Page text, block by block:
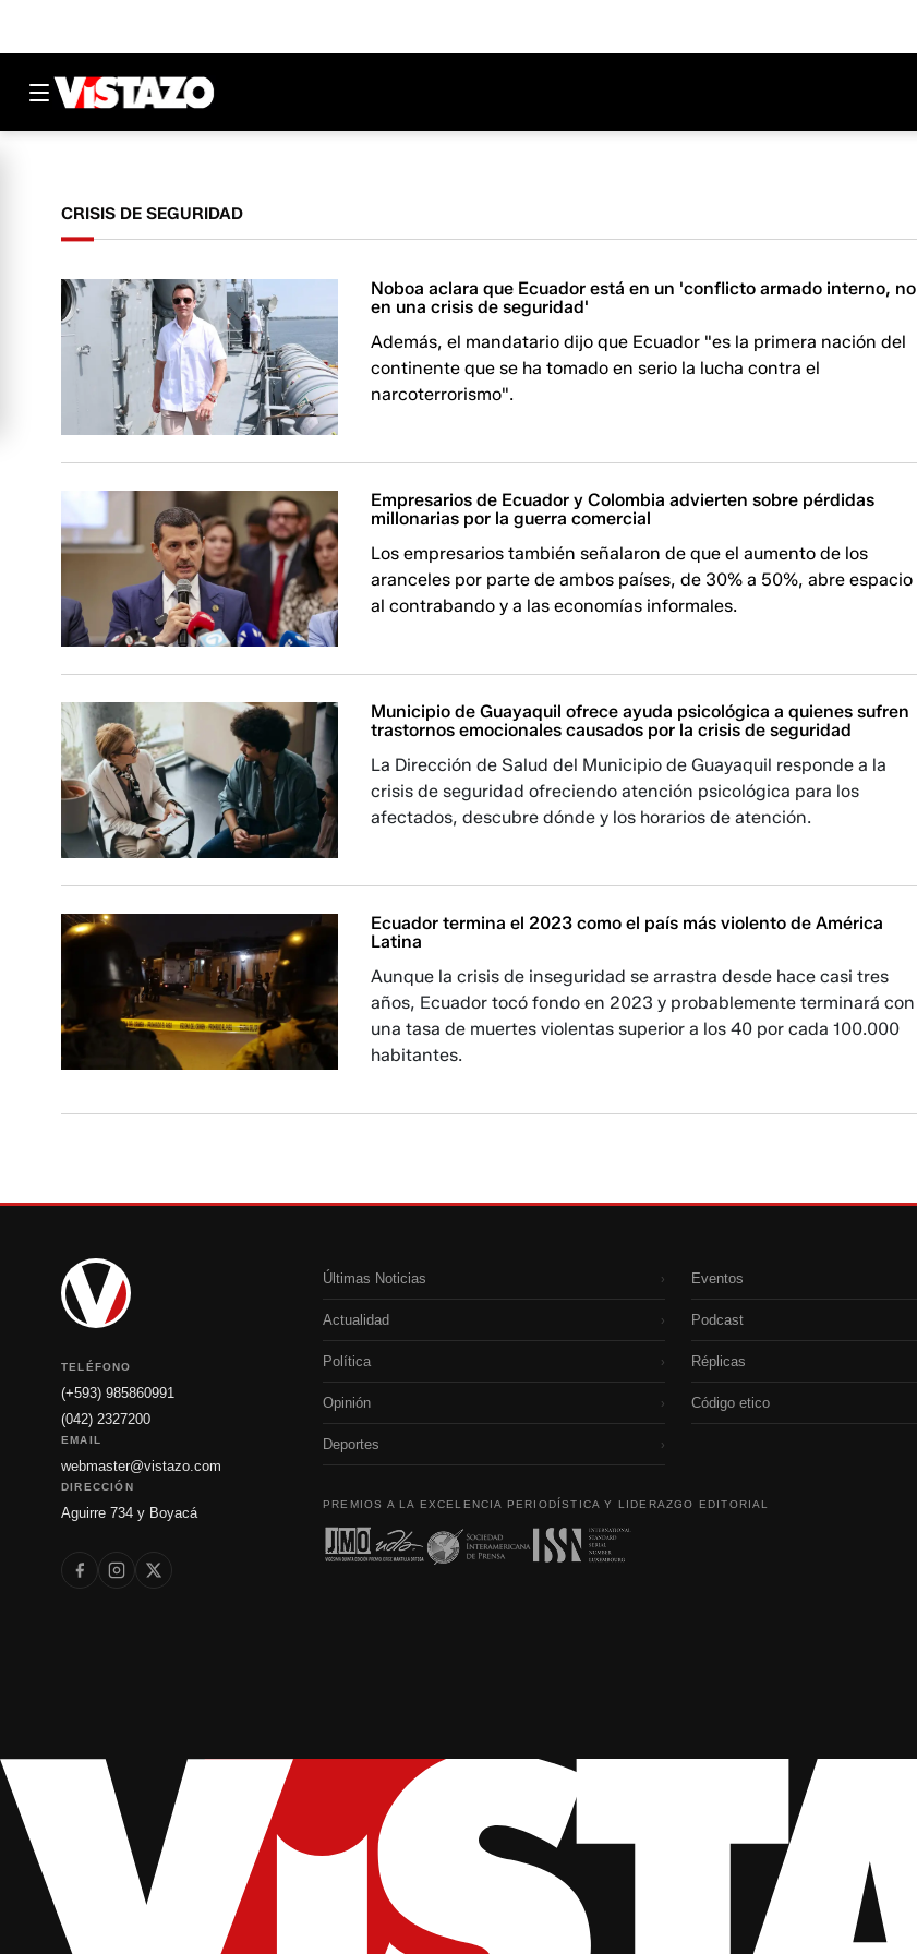
CRISIS DE SEGURIDAD
Noboa aclara que Ecuador está en un 'conflicto armado interno, no
en una crisis de seguridad'
Además, el mandatario dijo que Ecuador "es la primera nación del
continente que se ha tomado en serio la lucha contra el
narcoterrorismo".
Empresarios de Ecuador y Colombia advierten sobre pérdidas
millonarias por la guerra comercial
Los empresarios también señalaron de que el aumento de los
aranceles por parte de ambos países, de 30% a 50%, abre espacio
al contrabando y a las economías informales.
Municipio de Guayaquil ofrece ayuda psicológica a quienes sufren
trastornos emocionales causados por la crisis de seguridad
La Dirección de Salud del Municipio de Guayaquil responde a la
crisis de seguridad ofreciendo atención psicológica para los
afectados, descubre dónde y los horarios de atención.
Ecuador termina el 2023 como el país más violento de América
Latina
Aunque la crisis de inseguridad se arrastra desde hace casi tres
años, Ecuador tocó fondo en 2023 y probablemente terminará con
una tasa de muertes violentas superior a los 40 por cada 100.000
habitantes.
TELÉFONO
(+593) 985860991
(042) 2327200
EMAIL
webmaster@vistazo.com
DIRECCIÓN
Aguirre 734 y Boyacá
Últimas Noticias ›
Actualidad ›
Política ›
Opinión ›
Deportes ›
Eventos
Podcast
Réplicas
Código etico
PREMIOS A LA EXCELENCIA PERIODÍSTICA Y LIDERAZGO EDITORIAL